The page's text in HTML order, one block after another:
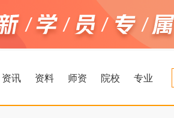
资讯 资料 师资 院校 专业